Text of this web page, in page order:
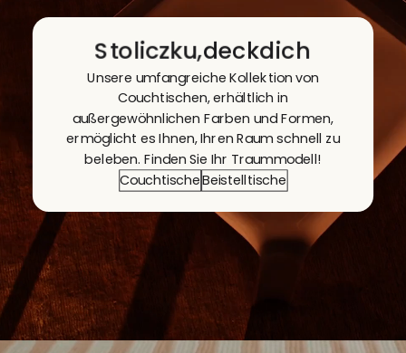
i
s
Stoliczku,deckdich
Unsere umfangreiche Kollektion von
Couchtischen, erhältlich in
außergewöhnlichen Farben und Formen,
ermöglicht es Ihnen, Ihren Raum schnell zu
beleben. Finden Sie Ihr Traummodell!
CouchtischeBeistelltische